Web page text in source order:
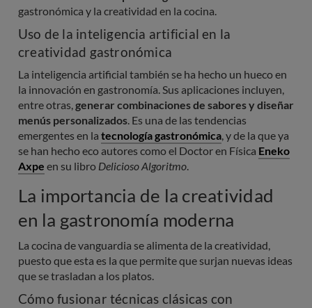
gastronómica y la creatividad en la cocina.
Uso de la inteligencia artificial en la
creatividad gastronómica
La inteligencia artificial también se ha hecho un hueco en
la innovación en gastronomía. Sus aplicaciones incluyen,
entre otras,generar combinaciones de sabores y diseñar
menús personalizados. Es una de las tendencias
emergentes en la tecnología gastronómica, y de la que ya
se han hecho eco autores como el Doctor en Física Eneko
Axpe en su libro Delicioso Algoritmo.
La importancia de la creatividad
en la gastronomía moderna
La cocina de vanguardia se alimenta de la creatividad,
puesto que esta es la que permite que surjan nuevas ideas
que se trasladan a los platos.
Cómo fusionar técnicas clásicas con